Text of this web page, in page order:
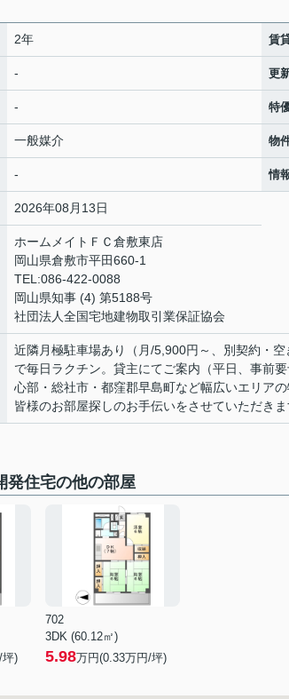
2年 賃
- 更
- 特
一般媒介 物
- 情
2026年08月13日
ホームメイトＦＣ倉敷東店
岡山県倉敷市平田660-1
TEL:086-422-0088
岡山県知事 (4) 第5188号
社団法人全国宅地建物取引業保証協会
近隣月極駐車場あり（月/5,900円～、別契約・
で毎日ラクチン。貸主にてご案内（平日、事前
心部・総社市・都窪郡早島町など幅広いエリア
皆様のお部屋探しのお手伝いをさせていただき
発住宅の他の部屋
坪)
702
3DK (60.12㎡)
5.98万円(0.33万円/坪)